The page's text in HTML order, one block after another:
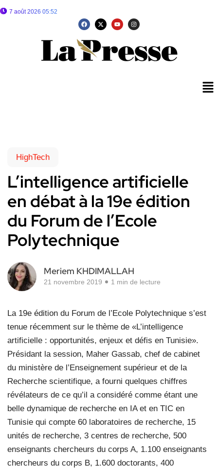
7 août 2026 05:52
HighTech
L’intelligence artificielle
en débat à la 19e édition
du Forum de l’Ecole
Polytechnique
Meriem KHDIMALLAH
21 novembre 2019 1 min de lecture
La 19e édition du Forum de l’Ecole Polytechnique s’est
tenue récemment sur le thème de «L’intelligence
artificielle : opportunités, enjeux et défis en Tunisie».
Présidant la session, Maher Gassab, chef de cabinet
du ministère de l’Enseignement supérieur et de la
Recherche scientifique, a fourni quelques chiffres
révélateurs de ce qu’il a considéré comme étant une
belle dynamique de recherche en IA et en TIC en
Tunisie qui compte 60 laboratoires de recherche, 15
unités de recherche, 3 centres de recherche, 500
enseignants chercheurs du corps A, 1.100 enseignants
chercheurs du corps B, 1.600 doctorants, 400